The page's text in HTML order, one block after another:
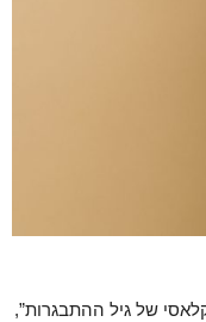
של גיל ההתבגרות”,